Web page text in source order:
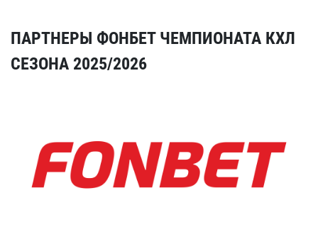
ПАРТНЕРЫ ФОНБЕТ ЧЕМПИОНАТА КХЛ
СЕЗОНА 2025/2026